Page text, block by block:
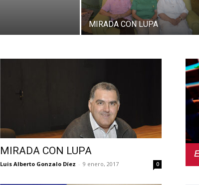
MIRADA CON LUPA
MIRADA CON LUPA
Luis Alberto Gonzalo Díez - 9 enero, 2017 0